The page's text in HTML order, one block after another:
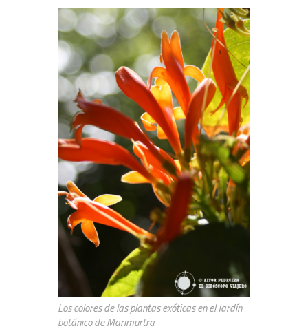
Los colores de las plantas exóticas en el Jardín
botánico de Marimurtra